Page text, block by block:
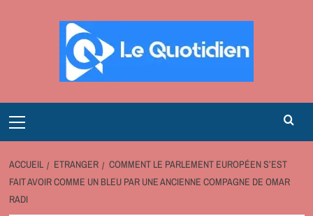
Menu
ACCUEIL ETRANGER
COMMENT LE PARLEMENT EUROPÉEN S’EST
FAIT AVOIR COMME UN BLEU PAR UNE ANCIENNE COMPAGNE DE OMAR
RADI